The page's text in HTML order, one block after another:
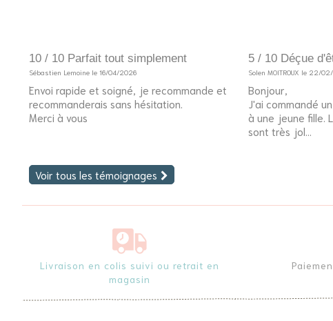
10 / 10 Parfait tout simplement
Sébastien Lemoine le 16/04/2026
Envoi rapide et soigné, je recommande et
recommanderais sans hésitation.
Merci à vous
5 / 10 Déçue
Solen MOITROUX le 22/
Bonjour,
J'ai commandé
à une jeune fille.
sont très jol...
Voir tous les témoignages
Livraison en colis suivi ou retrait en
magasin